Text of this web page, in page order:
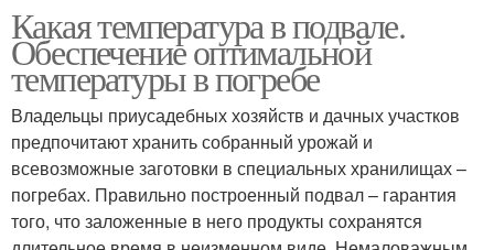
Какая температура в подвале.
Обеспечение оптимальной
температуры в погребе
Владельцы приусадебных хозяйств и дачных участков
предпочитают хранить собранный урожай и
всевозможные заготовки в специальных хранилищах –
погребах. Правильно построенный подвал – гарантия
того, что заложенные в него продукты сохранятся